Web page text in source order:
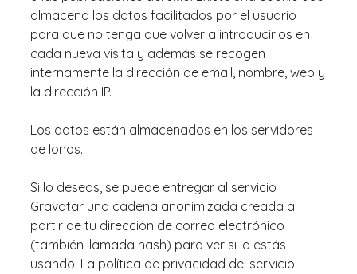
almacena los datos facilitados por el usuario
para que no tenga que volver a introducirlos en
cada nueva visita y además se recogen
internamente la dirección de email, nombre, web y
la dirección IP.
Los datos están almacenados en los servidores
de Ionos.
Si lo deseas, se puede entregar al servicio
Gravatar una cadena anonimizada creada a
partir de tu dirección de correo electrónico
(también llamada hash) para ver si la estás
usando. La política de privacidad del servicio